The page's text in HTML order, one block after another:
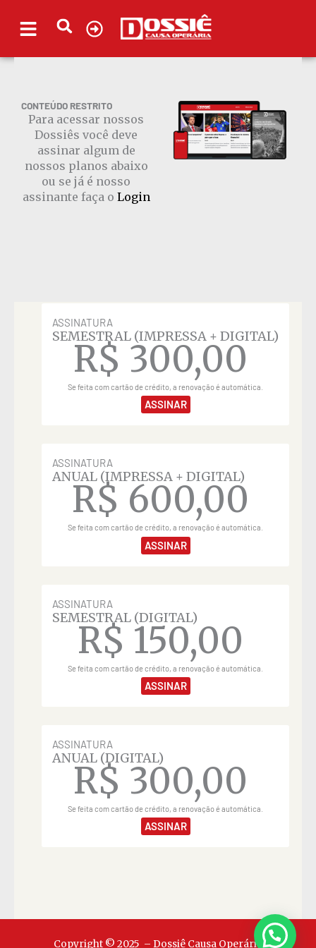
para
CONTEÚDO RESTRITO
Para acessar nossos
Dossiês você deve
assinar algum de
nossos planos abaixo
ou se já é nosso
assinante faça o Login
ASSINATURA
SEMESTRAL (IMPRESSA + DIGITAL)
R$ 300,00
Se feita com cartão de crédito, a renovação é automática.
ASSINAR
ASSINATURA
ANUAL (IMPRESSA + DIGITAL)
R$ 600,00
Se feita com cartão de crédito, a renovação é automática.
ASSINAR
ASSINATURA
SEMESTRAL (DIGITAL)
R$ 150,00
Se feita com cartão de crédito, a renovação é automática.
ASSINAR
ASSINATURA
ANUAL (DIGITAL)
R$ 300,00
Se feita com cartão de crédito, a renovação é automática.
ASSINAR
Copyright © 2025 – Dossiê Causa Operária